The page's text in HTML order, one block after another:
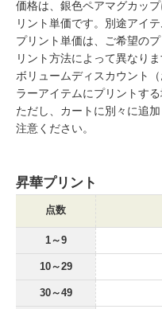
価格は、銀色ペアマグカッ
リント単価です。別途アイテ
プリント単価は、ご希望の
リント方法によって異なり
ボリュームディスカウント
ラーアイテムにプリントする
ただし、カートに別々に追
注意ください。
昇華プリント
点数
1～9
10～29
30～49